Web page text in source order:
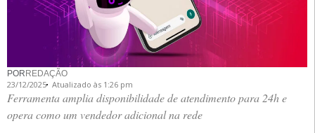
POR REDAÇÃO
23/12/2025 Atualizado às 1:26 pm
Ferramenta amplia disponibilidade de atendimento para 24h e
opera como um vendedor adicional na rede